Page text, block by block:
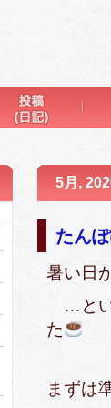
5月,
たん
暑い日
…とい
た
まずは